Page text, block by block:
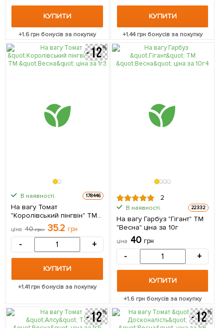
КУПИТИ
+1.6грн бонусів за покупку
КУПИТИ
+1.44грн бонусів за покупку
В наявності. 178446
На вагу Томат
"Королівський пінгвін" ТМ
"Весна" ціна за 1г
ціна 40грн 35.2 грн
- +
КУПИТИ
+1.41грн бонусів за покупку
2
В наявності. 22332
На вагу Гарбуз "Гігант" ТМ
"Весна" ціна за 10г
ціна 40 грн
- +
КУПИТИ
+1.6 грн бонусів за покупку